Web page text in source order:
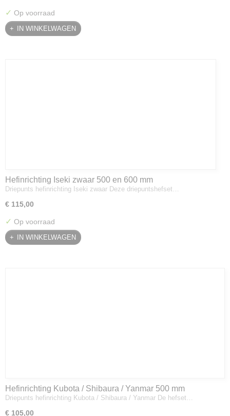
✓ Op voorraad
IN WINKELWAGEN
Hefinrichting Iseki zwaar 500 en 600 mm
Driepunts hefinrichting Iseki zwaar Deze driepuntshefset…
€ 115,00
✓ Op voorraad
IN WINKELWAGEN
Hefinrichting Kubota / Shibaura / Yanmar 500 mm
Driepunts hefinrichting Kubota / Shibaura / Yanmar De hefset…
€ 105,00